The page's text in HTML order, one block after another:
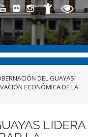
DEL GUAYAS
ECONÓMICA DE LA
LIDERA